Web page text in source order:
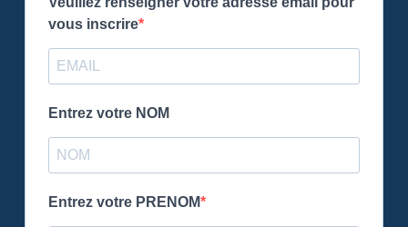
vous inscrire
Entrez votre NOM
Entrez votre PRENOM